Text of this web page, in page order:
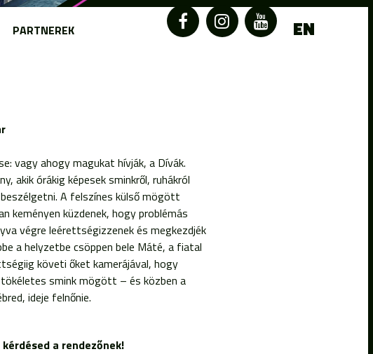
vagy ahogy magukat hívják, a Dívák.
akik órákig képesek sminkről, ruhákról
A felszínes külső mögött
keményen küzdenek, hogy problémás
végre leérettségizzenek és megkezdjék
a helyzetbe csöppen bele Máté, a fiatal
követi őket kamerájával, hogy
smink mögött – és közben a
ideje felnőnie.
a rendezőnek!
PARTNEREK EN